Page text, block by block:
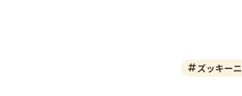
ズッキーニ